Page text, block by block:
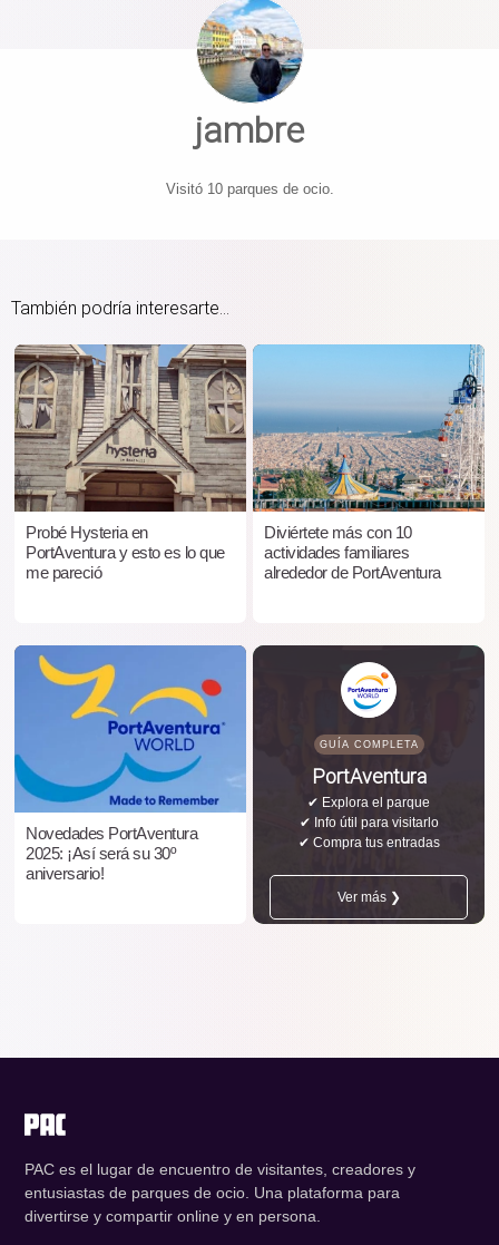
jambre
Visitó 10 parques de ocio.
También podría interesarte...
Probé Hysteria en
PortAventura y esto es lo que
me pareció
Diviértete más con 10
actividades familiares
alrededor de PortAventura
Novedades PortAventura
2025: ¡Así será su 30º
aniversario!
GUÍA COMPLETA
PortAventura
✔ Explora el parque
✔ Info útil para visitarlo
✔ Compra tus entradas
Ver más ❯
PAC es el lugar de encuentro de visitantes, creadores y
entusiastas de parques de ocio. Una plataforma para
divertirse y compartir online y en persona.